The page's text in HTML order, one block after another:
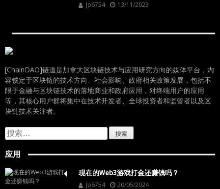
Jp6754 13/11/2023
[ChainDAO]链道是加拿大区块链技术与应用研究方向的媒体平台，内
容锁定于区块链的技术方向、社会影响、政府相关政策发展，包括不
限于金融与区块链技术的落地商业和政府应用，对终端用户的应用
等，其核心用户群将集中在技术开发者、全球投资者和监管者以及区
块链技术关注者。
搜
索：
应用
现在的Web3游戏打金还赚钱吗？
Jp6754 20/05/2024